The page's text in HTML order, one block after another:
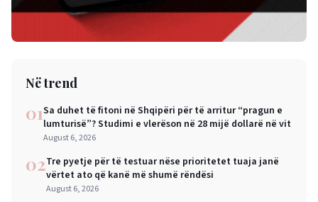
Në trend
01Sa duhet të fitoni në Shqipëri për të arritur “pragun e
lumturisë”? Studimi e vlerëson në 28 mijë dollarë në vit
August 6, 2026
02Tre pyetje për të testuar nëse prioritetet tuaja janë
vërtet ato që kanë më shumë rëndësi
August 6, 2026